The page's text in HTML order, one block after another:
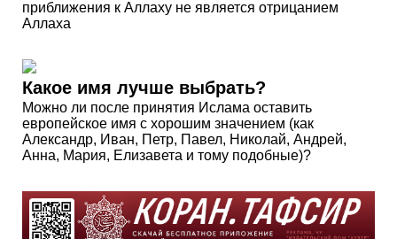
приближения к Аллаху не является отрицанием
Аллаха
Какое имя лучше выбрать?
Можно ли после принятия Ислама оставить
европейское имя с хорошим значением (как
Александр, Иван, Петр, Павел, Николай, Андрей,
Анна, Мария, Елизавета и тому подобные)?